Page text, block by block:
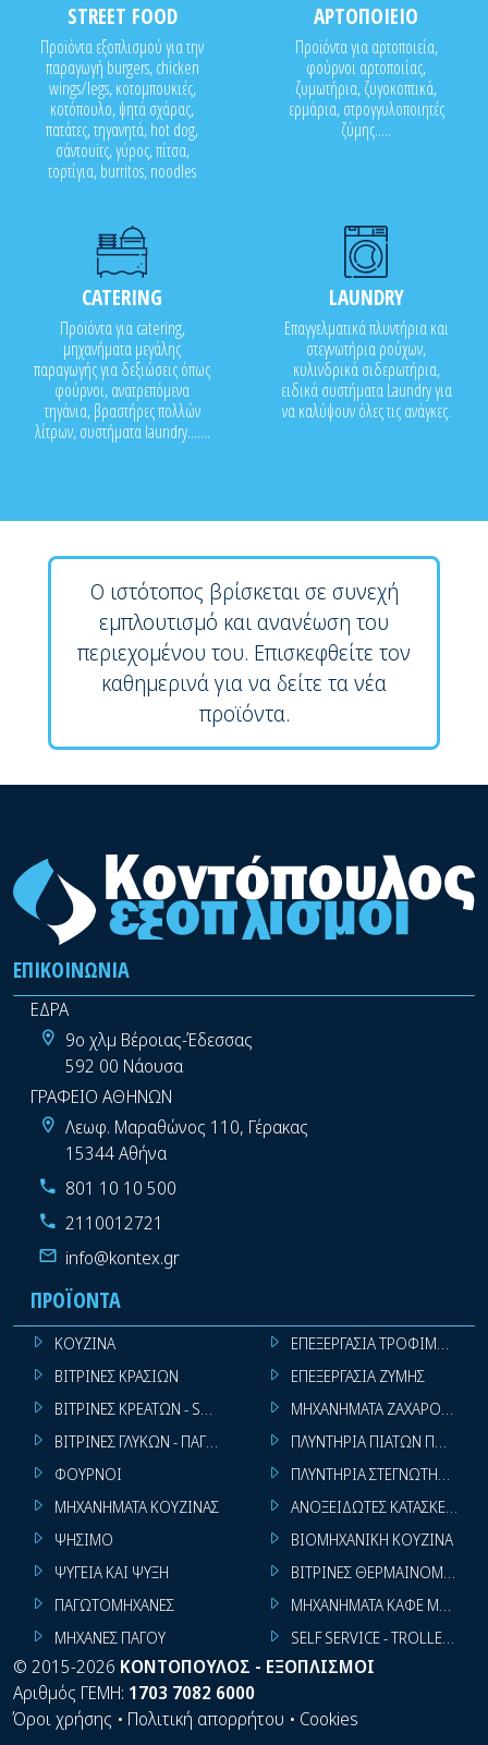
STREET FOOD
Προϊόντα εξοπλισμού για την
παραγωγή burgers, chicken
wings/legs, κοτομπουκιές,
κοτόπουλο, ψητά σχάρας,
πατάτες, τηγανητά, hot dog,
σάντουϊτς, γύρος, πίτσα,
τορτίγια, burritos, noodles
ΑΡΤΟΠΟΙΕΙΟ
Προϊόντα για αρτοποιεία,
φούρνοι αρτοποιίας,
ζυμωτήρια, ζυγοκοπτικά,
ερμάρια, στρογγυλοποιητές
ζύμης.....
CATERING
Προϊόντα για catering,
μηχανήματα μεγάλης
παραγωγής για δεξιώσεις όπως
φούρνοι, ανατρεπόμενα
τηγάνια, βραστήρες πολλών
λίτρων, συστήματα laundry.......
LAUNDRY
Επαγγελματικά πλυντήρια και
στεγνωτήρια ρούχων,
κυλινδρικά σιδερωτήρια,
ειδικά συστήματα Laundry για
να καλύψουν όλες τις ανάγκες.
Ο ιστότοπος βρίσκεται σε συνεχή
εμπλουτισμό και ανανέωση του
περιεχομένου του. Επισκεφθείτε τον
καθημερινά για να δείτε τα νέα
προϊόντα.
ΕΠΙΚΟΙΝΩΝΊΑ
ΕΔΡΑ
9ο χλμ Βέροιας-Έδεσσας
592 00 Νάουσα
ΓΡΑΦΕΙΟ ΑΘΗΝΩΝ
Λεωφ. Μαραθώνος 110, Γέρακας
15344 Αθήνα
801 10 10 500
2110012721
info@kontex.gr
ΠΡΟΪΌΝΤΑ
ΚΟΥΖΙΝΑ
ΒΙΤΡΙΝΕΣ ΚΡΑΣΙΩΝ
ΒΙΤΡΙΝΕΣ ΚΡΕΑΤΩΝ - SUPER MARKET
ΒΙΤΡΙΝΕΣ ΓΛΥΚΩΝ - ΠΑΓΩΤΩΝ
ΦΟΥΡΝΟΙ
ΜΗΧΑΝΗΜΑΤΑ ΚΟΥΖΙΝΑΣ
ΨΗΣΙΜΟ
ΨΥΓΕΙΑ ΚΑΙ ΨΥΞΗ
ΠΑΓΩΤΟΜΗΧΑΝΕΣ
ΜΗΧΑΝΕΣ ΠΑΓΟΥ
ΕΠΕΞΕΡΓΑΣΙΑ ΤΡΟΦΙΜΩΝ
ΕΠΕΞΕΡΓΑΣΙΑ ΖΥΜΗΣ
ΜΗΧΑΝΗΜΑΤΑ
ΠΛΥΝΤΗΡΙΑ ΠΙΑΤΩΝ
ΠΛΥΝΤΗΡΙΑ ΣΤΕΓΝΩΤΗΡΙΑ
ΑΝΟΞΕΙΔΩΤΕΣ ΚΑΤΑΣΚΕΥΕΣ
ΒΙΟΜΗΧΑΝΙΚΗ ΚΟΥΖΙΝΑ
ΒΙΤΡΙΝΕΣ ΘΕΡΜΑΙΝΟΜΕΝΕΣ
ΜΗΧΑΝΗΜΑΤΑ ΚΑΦΕ ΜΠΑΡ
SELF SERVICE - TROLLEY -
© 2015-2026 ΚΟΝΤΟΠΟΥΛΟΣ - ΕΞΟΠΛΙΣΜΟΙ
Αριθμός ΓΕΜΗ: 1703 7082 6000
Όροι χρήσης • Πολιτική απορρήτου • Cookies